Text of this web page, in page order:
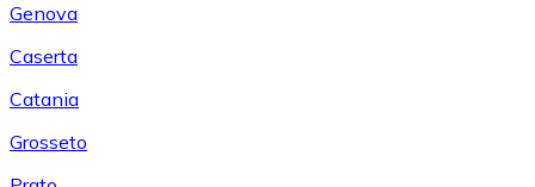
Genova
Caserta
Catania
Grosseto